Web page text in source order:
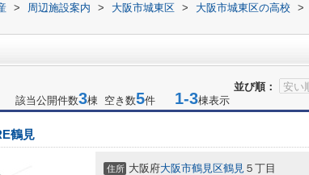
> 周辺施設案内 > 大阪市城東区 > 大阪市城東区の高校 >
並び順：
該当公開件数3棟 空き数5件 1-3棟表示
鶴見
住所 大阪府大阪市鶴見区鶴見 ５丁目